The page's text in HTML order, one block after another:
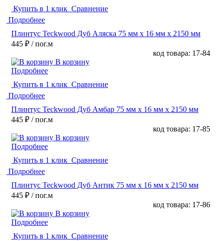
Купить в 1 клик Сравнение
Подробнее
Плинтус Teckwood Дуб Аляска 75 мм х 16 мм х 2150 мм
445 ₽ / пог.м
код товара: 17-84
В корзину
Подробнее
Купить в 1 клик Сравнение
Подробнее
Плинтус Teckwood Дуб Амбар 75 мм х 16 мм х 2150 мм
445 ₽ / пог.м
код товара: 17-85
В корзину
Подробнее
Купить в 1 клик Сравнение
Подробнее
Плинтус Teckwood Дуб Антик 75 мм х 16 мм х 2150 мм
445 ₽ / пог.м
код товара: 17-86
В корзину
Подробнее
Купить в 1 клик Сравнение